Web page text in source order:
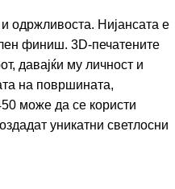
и одржливоста. Нијансата е
финиш. 3D-печатените
давајќи му личност и
на површината,
може да се користи
уникатни светлосни